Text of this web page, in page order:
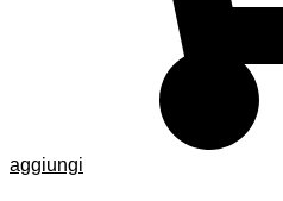
aggiungi